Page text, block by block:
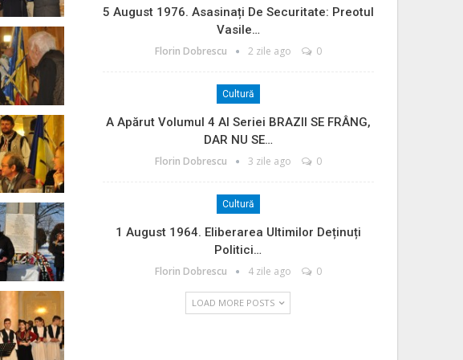
5 August 1976. Asasinați De Securitate: Preotul
Vasile…
Florin Dobrescu 2 zile ago 0
Cultură
A Apărut Volumul 4 Al Seriei BRAZII SE FRÂNG,
DAR NU SE…
Florin Dobrescu 3 zile ago 0
Cultură
1 August 1964. Eliberarea Ultimilor Deținuți
Politici…
Florin Dobrescu 4 zile ago 0
LOAD MORE POSTS